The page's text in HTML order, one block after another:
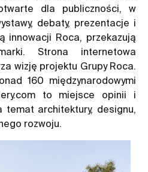
dla publiczności, w
debaty, prezentacje i
innowacji Roca, przekazują
Strona internetowa
wizję projektu Grupy Roca.
160 międzynarodowymi
to miejsce opinii i
architektury, designu,
rozwoju.